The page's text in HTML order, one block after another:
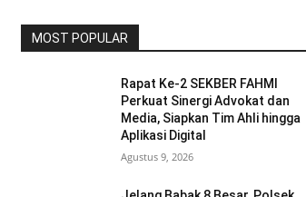
MOST POPULAR
Rapat Ke-2 SEKBER FAHMI
Perkuat Sinergi Advokat dan
Media, Siapkan Tim Ahli hingga
Aplikasi Digital
Agustus 9, 2026